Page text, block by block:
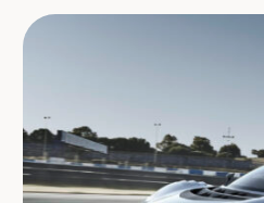
waar oude tracks plaats moesten
glamorous A-locaties, maar …